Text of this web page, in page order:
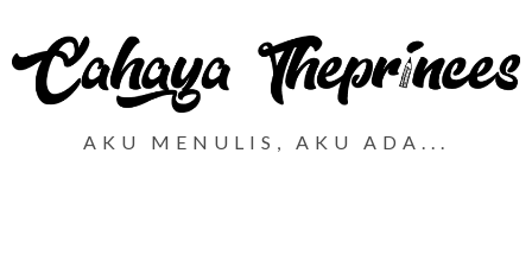
AKU MENULIS, AKU ADA...